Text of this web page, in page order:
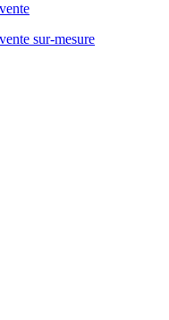
sur-mesure